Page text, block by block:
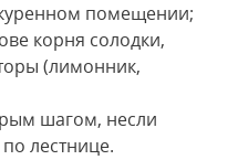
помещении;
корня солодки,
(лимонник,
шагом, несли
лестнице.